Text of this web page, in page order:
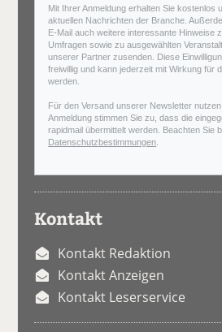
Mit Ihrer Anmeldung erhalten Sie kostenlos
aktuellen Nachrichten der Branche.
E-Mail auch weitere interessante Hinweise
Umfragen sowie zu ausgewählten
unserer Partner zusenden. Diese
freiwillig und kann jederzeit mit Wirkung für
werden.
Für den Versand unserer Newsletter
Anmeldung stimmen Sie zu, dass die
rapidmail übermittelt werden. Beachten Sie
Datenschutzbestimmungen
Kontakt
Kontakt Redaktion
Kontakt Anzeigen
Kontakt Leserservice